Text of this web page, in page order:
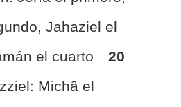
Jahaziel el
el cuarto
20
Michâ el